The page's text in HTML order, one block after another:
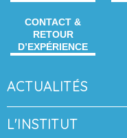
CONTACT &
RETOUR
D’EXPÉRIENCE
ACTUALITÉS
L'INSTITUT